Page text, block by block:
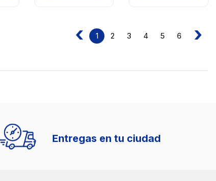
‹ 1 2 3 4 5 6 ›
Entregas en tu ciudad